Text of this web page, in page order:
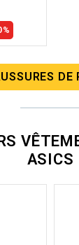
DE
ASICS